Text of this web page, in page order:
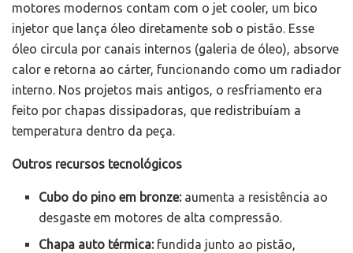
motores modernos contam com o jet cooler, um bico
injetor que lança óleo diretamente sob o pistão. Esse
óleo circula por canais internos (galeria de óleo), absorve
calor e retorna ao cárter, funcionando como um radiador
interno. Nos projetos mais antigos, o resfriamento era
feito por chapas dissipadoras, que redistribuíam a
temperatura dentro da peça.
Outros recursos tecnológicos
Cubo do pino em bronze:aumenta a resistência ao
desgaste em motores de alta compressão.
Chapa auto térmica:fundida junto ao pistão,